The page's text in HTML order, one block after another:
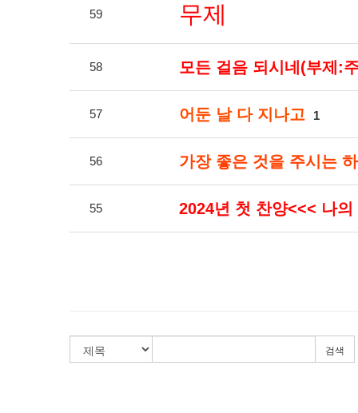
59 무제
58 모든 걸음 되시네(부제:
57 어둔 날 다 지나고 1
56 가장 좋은 것을 주시는
55 2024년 첫 찬양<<< 나
검색